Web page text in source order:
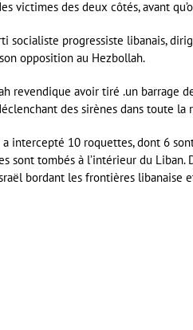
victimes des deux côtés, avant
socialiste progressiste libanais,
opposition au Hezbollah.
revendique avoir tiré .un barrage
des sirènes dans toute la
intercepté 10 roquettes, dont 6
sont tombés à l’intérieur du
bordant les frontières libanaise